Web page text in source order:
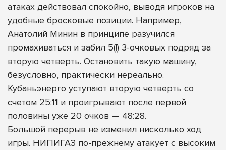
атаках действовал спокойно, выводя игроков на
удобные бросковые позиции. Например,
Анатолий Минин в принципе разучился
промахиваться и забил 5(!) 3-очковых подряд за
вторую четверть. Остановить такую машину,
безусловно, практически нереально.
Кубаньэнерго уступают вторую четверть со
счетом 25:11 и проигрывают после первой
половины уже 20 очков — 48:28.
Большой перерыв не изменил нисколько ход
игры. НИПИГАЗ по-прежнему атакует с высоким